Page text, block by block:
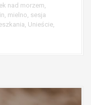
nad morzem
mielno sesja
Unieście